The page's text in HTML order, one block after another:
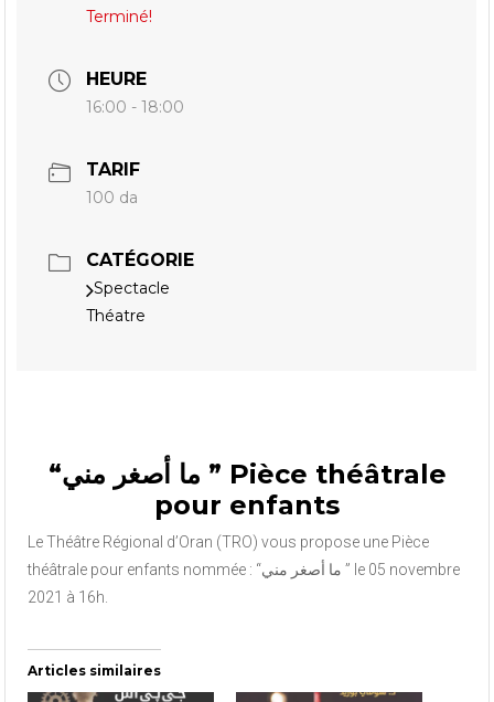
Terminé!
HEURE
16:00 - 18:00
TARIF
100 da
CATÉGORIE
Spectacle
Théatre
“ما أصغر مني ” Pièce théâtrale
pour enfants
Le Théâtre Régional d’Oran (TRO) vous propose une Pièce
théâtrale pour enfants nommée : “ما أصغر مني ” le 05 novembre
2021 à 16h.
Articles similaires